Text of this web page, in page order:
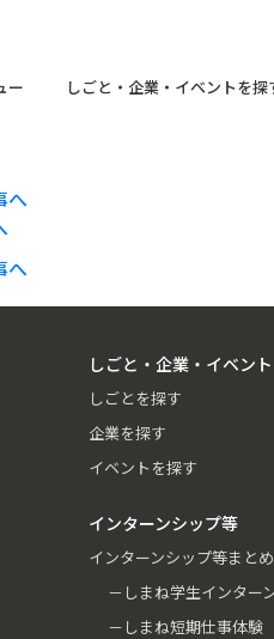
ー しごと・企業・イベントを探
へ
へ
しごと・企業・イベン
しごとを探す
企業を探す
イベントを探す
インターンシップ等
インターンシップ等まと
－しまね学生インター
－しまね短期仕事体験